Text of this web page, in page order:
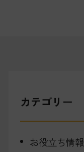
カテゴリー
お役立ち情報